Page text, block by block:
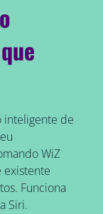
inteligente de
WiZ
Funciona
Siri.